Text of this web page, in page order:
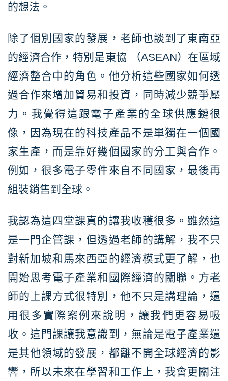
的想法。
除了個別國家的發展，老師也談到了東南亞
的經濟合作，特別是東協 （ASEAN）在區域
經濟整合中的角色。他分析這些國家如何透
過合作來增加貿易和投資，同時減少競爭壓
力。我覺得這跟電子產業的全球供應鏈很
像，因為現在的科技產品不是單獨在一個國
家生產，而是靠好幾個國家的分工與合作。
例如，很多電子零件來自不同國家，最後再
組裝銷售到全球。
我認為這四堂課真的讓我收穫很多。雖然這
是一門企管課，但透過老師的講解，我不只
對新加坡和馬來西亞的經濟模式更了解，也
開始思考電子產業和國際經濟的關聯。方老
師的上課方式很特別，他不只是講理論，還
用很多實際案例來說明，讓我們更容易吸
收。這門課讓我意識到，無論是電子產業還
是其他領域的發展，都離不開全球經濟的影
響，所以未來在學習和工作上，我會更關注